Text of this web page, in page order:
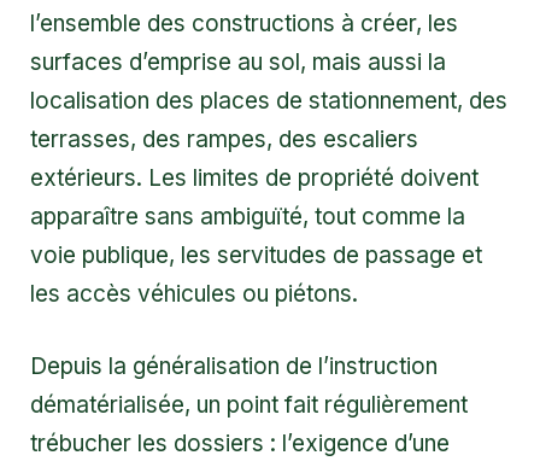
l’ensemble des constructions à créer, les
surfaces d’emprise au sol, mais aussi la
localisation des places de stationnement, des
terrasses, des rampes, des escaliers
extérieurs. Les limites de propriété doivent
apparaître sans ambiguïté, tout comme la
voie publique, les servitudes de passage et
les accès véhicules ou piétons.
Depuis la généralisation de l’instruction
dématérialisée, un point fait régulièrement
trébucher les dossiers : l’exigence d’une